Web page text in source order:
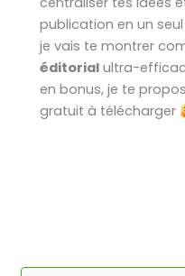
publication en un
je vais te montrer
éditorial ultra-
en bonus, je te
gratuit à télécharger